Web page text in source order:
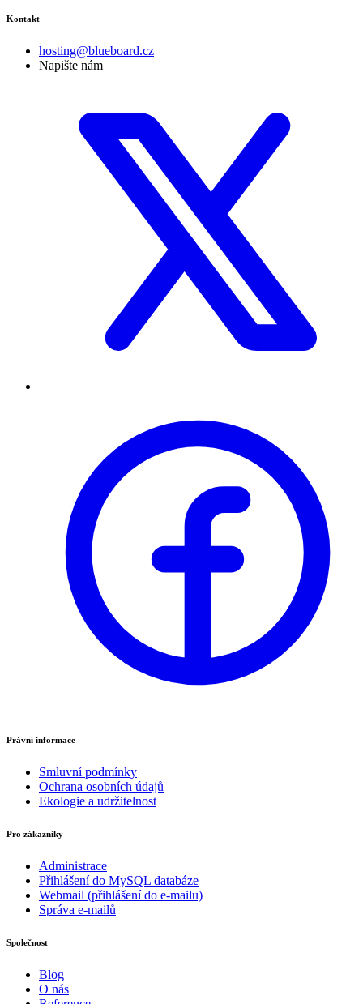
Kontakt
hosting@blueboard.cz
Napište nám
Právní informace
Smluvní podmínky
Ochrana osobních údajů
Ekologie a udržitelnost
Pro zákazníky
Administrace
Přihlášení do MySQL databáze
Webmail (přihlášení do e-mailu)
Správa e-mailů
Společnost
Blog
O nás